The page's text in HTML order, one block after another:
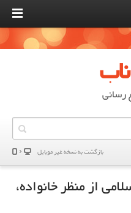
رسانی
بازگشت به نسخه غير موبایل
از منظر خانواده،